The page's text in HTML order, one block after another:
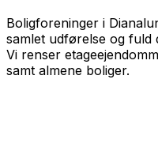
Boligforeninger i
samlet udførelse og fuld
Vi renser
samt almene boliger.